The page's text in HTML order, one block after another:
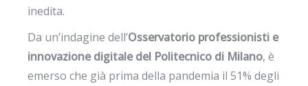
inedita.
Da un’indagine dell’Osservatorio professionisti e
innovazione digitale del Politecnico di Milano, è
emerso che già prima della pandemia il 51% degli